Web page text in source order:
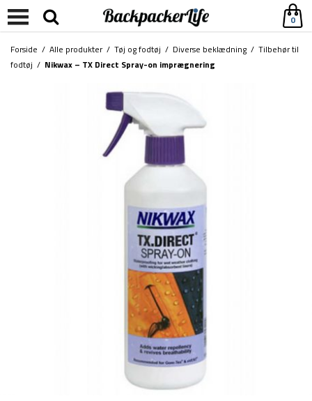
0
Forside / Alle produkter/ Tøj og fodtøj / Diverse beklædning / Tilbehør til
fodtøj / Nikwax – TX Direct Spray-on imprægnering